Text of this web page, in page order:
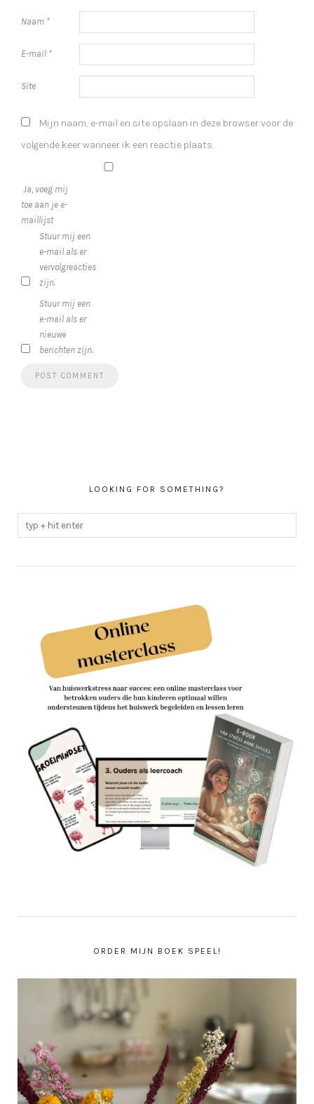
Naam *
E-mail *
Site
Mijn naam, e-mail en site opslaan in deze browser voor de
volgende keer wanneer ik een reactie plaats.
Ja, voeg mij
toe aan je e-
maillijst
Stuur mij een
e-mail als er
vervolgreacties
zijn.
Stuur mij een
e-mail als er
nieuwe
berichten zijn.
LOOKING FOR SOMETHING?
ORDER MIJN BOEK SPEEL!